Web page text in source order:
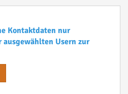
Kontaktdaten nur
ausgewählten Usern zur